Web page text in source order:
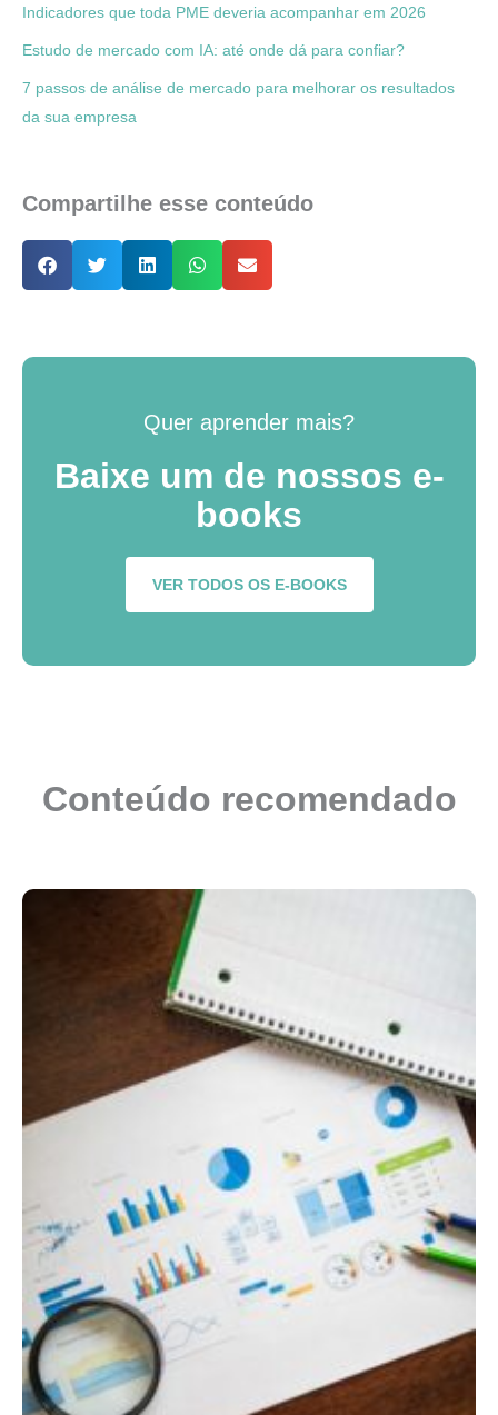
Indicadores que toda PME deveria acompanhar em 2026
Estudo de mercado com IA: até onde dá para confiar?
7 passos de análise de mercado para melhorar os resultados
da sua empresa
Compartilhe esse conteúdo
Quer aprender mais?
Baixe um de nossos e-
books
VER TODOS OS E-BOOKS
Conteúdo recomendado